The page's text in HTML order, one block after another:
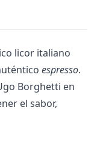
licor italiano
espresso.
Borghetti en
el sabor,